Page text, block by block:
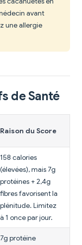
avant
une allergie
de Santé
Raison du Score
158 calories
(élevées), mais 7g
protéines + 2,4g
fibres favorisent la
plénitude. Limitez
à 1 once par jour.
7g protéine